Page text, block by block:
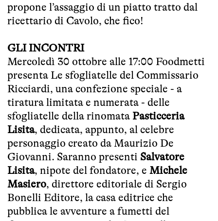
propone l’assaggio di un piatto tratto dal
ricettario di Cavolo, che fico!
GLI INCONTRI
Mercoledì 30 ottobre alle 17:00 Foodmetti
presenta Le sfogliatelle del Commissario
Ricciardi, una confezione speciale - a
tiratura limitata e numerata - delle
sfogliatelle della rinomata Pasticceria
Lisita, dedicata, appunto, al celebre
personaggio creato da Maurizio De
Giovanni. Saranno presenti Salvatore
Lisita, nipote del fondatore, e Michele
Masiero, direttore editoriale di Sergio
Bonelli Editore, la casa editrice che
pubblica le avventure a fumetti del